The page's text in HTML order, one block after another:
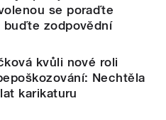
se poraďte
buďte zodpovědní
kvůli nové roli
Nechtěla
karikaturu